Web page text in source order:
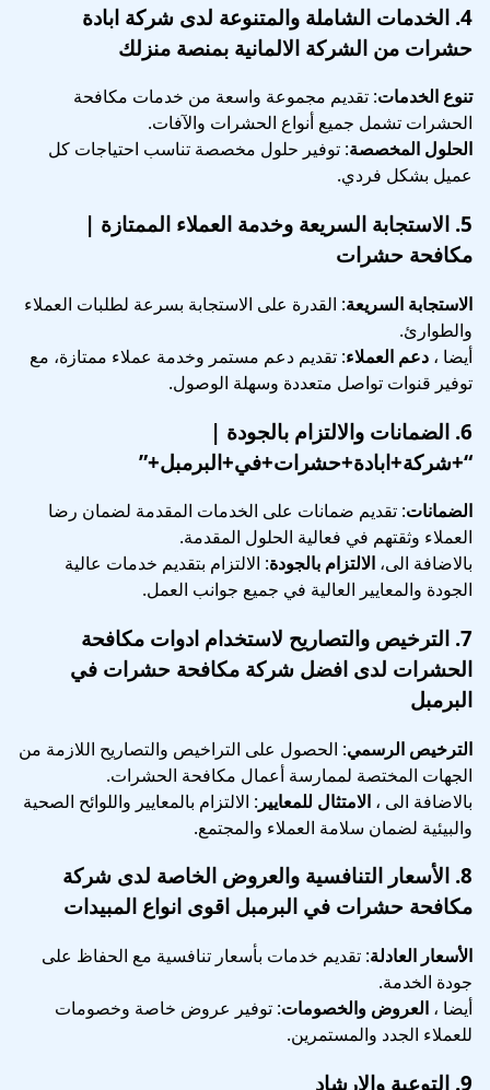
4. الخدمات الشاملة والمتنوعة لدى شركة ابادة
حشرات من الشركة الالمانية بمنصة منزلك
تنوع الخدمات: تقديم مجموعة واسعة من خدمات مكافحة
الحشرات تشمل جميع أنواع الحشرات والآفات.
الحلول المخصصة: توفير حلول مخصصة تناسب احتياجات كل
عميل بشكل فردي.
5. الاستجابة السريعة وخدمة العملاء الممتازة |
مكافحة حشرات
الاستجابة السريعة: القدرة على الاستجابة بسرعة لطلبات العملاء
والطوارئ.
أيضا ، دعم العملاء: تقديم دعم مستمر وخدمة عملاء ممتازة، مع
توفير قنوات تواصل متعددة وسهلة الوصول.
6. الضمانات والالتزام بالجودة |
“+شركة+ابادة+حشرات+في+البرمبل+”
الضمانات: تقديم ضمانات على الخدمات المقدمة لضمان رضا
العملاء وثقتهم في فعالية الحلول المقدمة.
بالاضافة الى، الالتزام بالجودة: الالتزام بتقديم خدمات عالية
الجودة والمعايير العالية في جميع جوانب العمل.
7. الترخيص والتصاريح لاستخدام ادوات مكافحة
الحشرات لدى افضل شركة مكافحة حشرات في
البرمبل
الترخيص الرسمي: الحصول على التراخيص والتصاريح اللازمة من
الجهات المختصة لممارسة أعمال مكافحة الحشرات.
بالاضافة الى ، الامتثال للمعايير : الالتزام بالمعايير واللوائح الصحية
والبيئية لضمان سلامة العملاء والمجتمع.
8. الأسعار التنافسية والعروض الخاصة لدى شركة
مكافحة حشرات في البرمبل اقوى انواع المبيدات
الأسعار العادلة: تقديم خدمات بأسعار تنافسية مع الحفاظ على
جودة الخدمة.
أيضا ، العروض والخصومات: توفير عروض خاصة وخصومات
للعملاء الجدد والمستمرين.
9. التوعية والإرشاد